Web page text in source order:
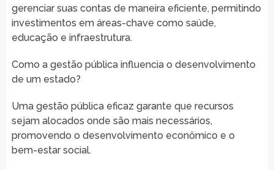
gerenciar suas contas de maneira eficiente, permitindo
investimentos em áreas-chave como saúde,
educação e infraestrutura.
Como a gestão pública influencia o desenvolvimento
de um estado?
Uma gestão pública eficaz garante que recursos
sejam alocados onde são mais necessários,
promovendo o desenvolvimento econômico e o
bem-estar social.